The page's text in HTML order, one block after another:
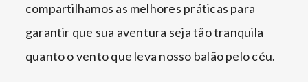
compartilhamos as melhores práticas para
garantir que sua aventura seja tão tranquila
quanto o vento que leva nosso balão pelo céu.